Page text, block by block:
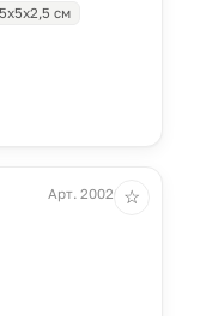
см
Арт. 20026.30
☆